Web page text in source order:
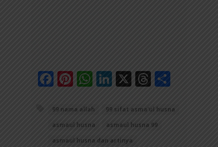
Facebook
Pinterest
WhatsApp
LinkedIn
X Threads
99 nama allah
99 sifat asma'ul husna
asmaul husna
asmaul husna 99
asmaul husna dan artinya